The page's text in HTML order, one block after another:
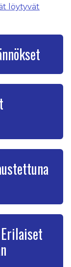
löytyvät